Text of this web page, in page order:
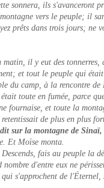
sonnera, ils s'avanceront
vers le peuple; il
prêts dans trois jours; ne
il y eut des tonnerres,
et tout le peuple qui
du camp, à la rencontre de
toute en fumée, parce
fournaise, et toute la
de plus en plus
sur la montagne de
Et Moïse monta.
fais au peuple la
d'entre eux ne
s'approchent de